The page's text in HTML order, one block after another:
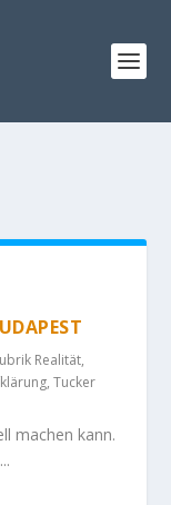
Realität,
,Tucker
machen kann.